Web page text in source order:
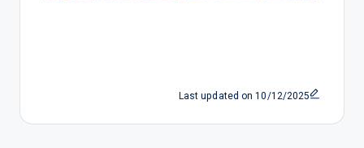
Last updated on 10/12/2025